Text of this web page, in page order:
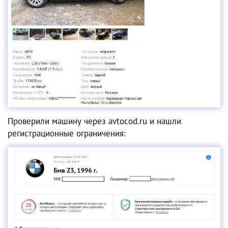
Проверили машину через avtocod.ru и нашли
регистрационные ограничения: